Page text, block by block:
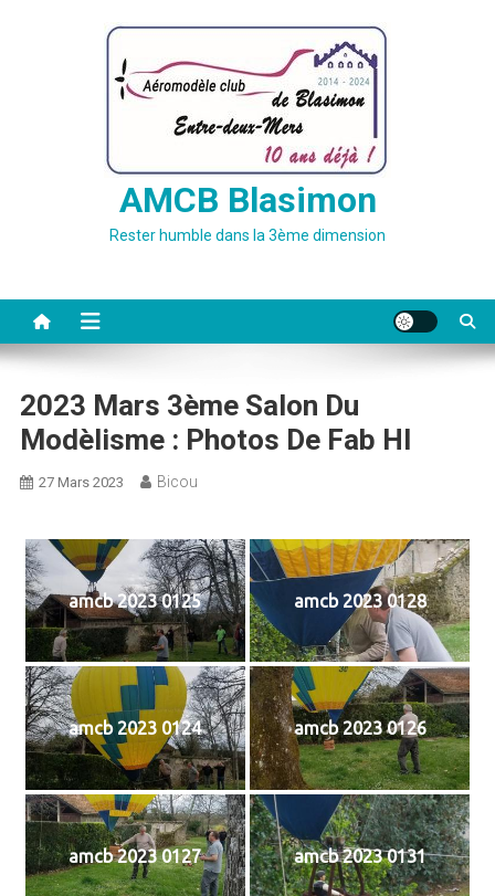
AMCB Blasimon
Rester humble dans la 3ème dimension
2023 Mars 3ème Salon Du
Modèlisme : Photos De Fab HI
27 Mars 2023 Bicou
amcb 2023 0125 amcb 2023 0128
amcb 2023 0124 amcb 2023 0126
amcb 2023 0127 amcb 2023 0131